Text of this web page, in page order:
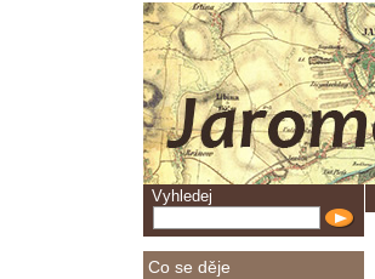
Vyhledej
Co se děje